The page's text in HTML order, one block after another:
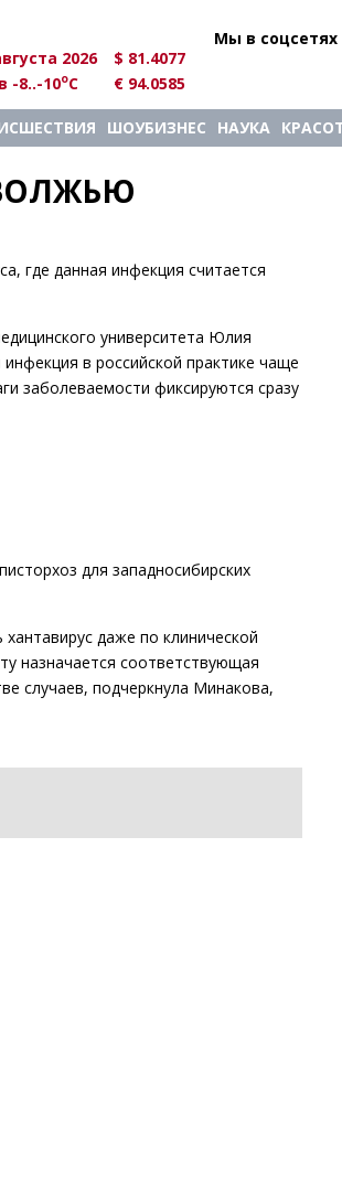
Мы в соцсетях
2026
$ 81.4077
-8..-10oC € 94.0585
ШОУБИЗНЕС НАУКА
где данная инфекция считается
университета Юлия
в российской практике чаще
заболеваемости фиксируются сразу
для западносибирских
даже по клинической
назначается соответствующая
случаев, подчеркнула Минакова,